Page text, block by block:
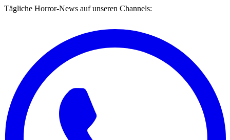
Tägliche Horror-News auf unseren Channels: